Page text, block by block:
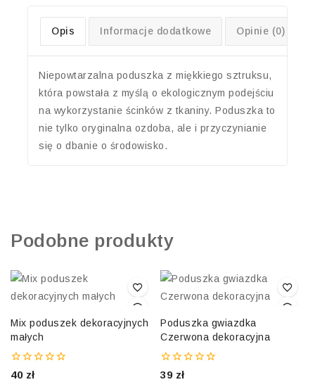
Opis Informacje dodatkowe Opinie (0)
Niepowtarzalna poduszka z miękkiego sztruksu,
która powstała z myślą o ekologicznym podejściu
na wykorzystanie ścinków z tkaniny. Poduszka to
nie tylko oryginalna ozdoba, ale i przyczynianie
się o dbanie o środowisko.
Podobne produkty
Mix poduszek dekoracyjnych
małych
0
40 zł
Poduszka gwiazdka
Czerwona dekoracyjna
0
39 zł